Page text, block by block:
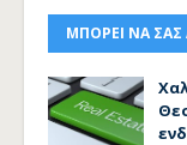
ΜΠΟΡΕΙ ΝΑ ΣΑΣ